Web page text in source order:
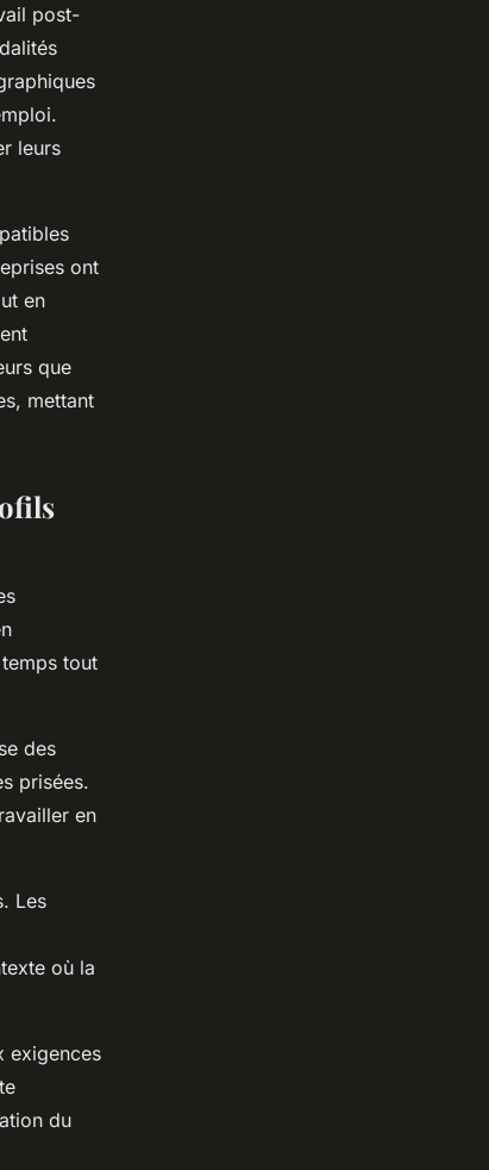
post-
leurs
ont
en
que
mettant
tout
des
prisées.
en
Les
où la
exigences
du